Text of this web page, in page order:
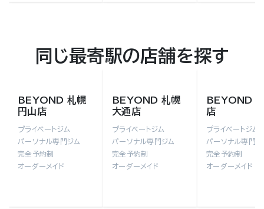
同じ最寄駅の店舗を探す
BEYOND 札幌
円山店
プライベートジム
パーソナル専門ジム
完全予約制
オーダーメイド
BEYOND 札幌
大通店
プライベートジム
パーソナル専門ジム
完全予約制
オーダーメイド
BEYOND
店
プライベートジム
パーソナル専門ジ
完全予約制
オーダーメイド